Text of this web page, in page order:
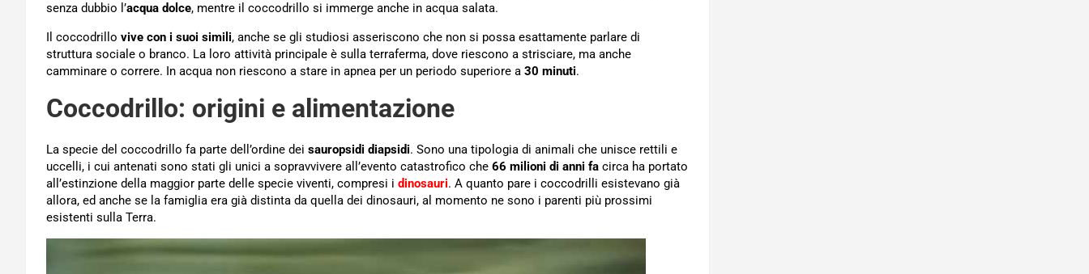
senza dubbio l’acqua dolce, mentre il coccodrillo si immerge anche in acqua salata.
Il coccodrillo vive con i suoi simili, anche se gli studiosi asseriscono che non si possa esattamente parlare di
struttura sociale o branco. La loro attività principale è sulla terraferma, dove riescono a strisciare, ma anche
camminare o correre. In acqua non riescono a stare in apnea per un periodo superiore a 30 minuti.
Coccodrillo: origini e alimentazione
La specie del coccodrillo fa parte dell’ordine dei sauropsidi diapsidi. Sono una tipologia di animali che unisce rettili e
uccelli, i cui antenati sono stati gli unici a sopravvivere all’evento catastrofico che 66 milioni di anni fa circa ha portato
all’estinzione della maggior parte delle specie viventi, compresi i dinosauri. A quanto pare i coccodrilli esistevano già
allora, ed anche se la famiglia era già distinta da quella dei dinosauri, al momento ne sono i parenti più prossimi
esistenti sulla Terra.